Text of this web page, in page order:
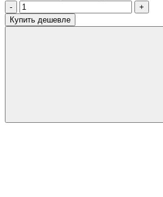
-
+
Купить дешевле